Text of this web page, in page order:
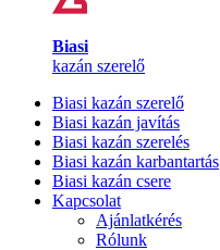
Biasi
kazán szerelő
Biasi kazán szerelő
Biasi kazán javítás
Biasi kazán szerelés
Biasi kazán karbantartás
Biasi kazán csere
Kapcsolat
Ajánlatkérés
Rólunk